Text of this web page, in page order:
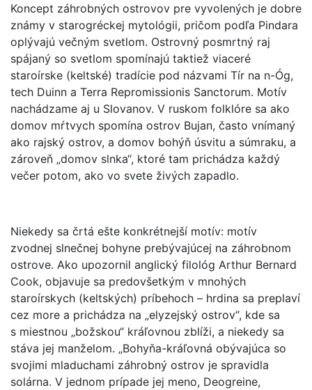
Koncept záhrobných ostrovov pre vyvolených je dobre
známy v starogréckej mytológii, pričom podľa Pindara
oplývajú večným svetlom. Ostrovný posmrtný raj
spájaný so svetlom spomínajú taktiež viaceré
staroírske (keltské) tradície pod názvami Tír na n-Óg,
tech Duinn a Terra Repromissionis Sanctorum. Motív
nachádzame aj u Slovanov. V ruskom folklóre sa ako
domov mŕtvych spomína ostrov Bujan, často vnímaný
ako rajský ostrov, a domov bohýň úsvitu a súmraku, a
zároveň „domov slnka“, ktoré tam prichádza každý
večer potom, ako vo svete živých zapadlo.
Niekedy sa črtá ešte konkrétnejší motív: motív
zvodnej slnečnej bohyne prebývajúcej na záhrobnom
ostrove. Ako upozornil anglický filológ Arthur Bernard
Cook, objavuje sa predovšetkým v mnohých
staroírskych (keltských) príbehoch – hrdina sa preplaví
cez more a prichádza na „elyzejský ostrov“, kde sa
s miestnou „božskou“ kráľovnou zblíži, a niekedy sa
stáva jej manželom. „Bohyňa-kráľovná obývajúca so
svojimi mladuchami záhrobný ostrov je spravidla
solárna. V jednom prípade jej meno, Deogreine,